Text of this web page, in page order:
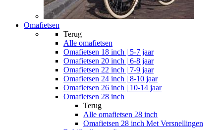
Omafietsen
Terug
Alle omafietsen
Omafietsen 18 inch | 5-7 jaar
Omafietsen 20 inch | 6-8 jaar
Omafietsen 22 inch | 7-9 jaar
Omafietsen 24 inch | 8-10 jaar
Omafietsen 26 inch | 10-14 jaar
Omafietsen 28 inch
Terug
Alle omafietsen 28 inch
Omafietsen 28 inch Met Versnellingen